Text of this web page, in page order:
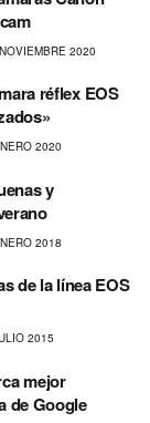
2020
réflex EOS
2020
y
2018
de la lí­nea EOS
2015
mejor
de Google